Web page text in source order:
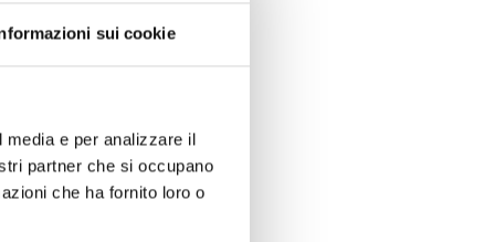
sui cookie
e per analizzare il
partner che si occupano
che ha fornito loro o